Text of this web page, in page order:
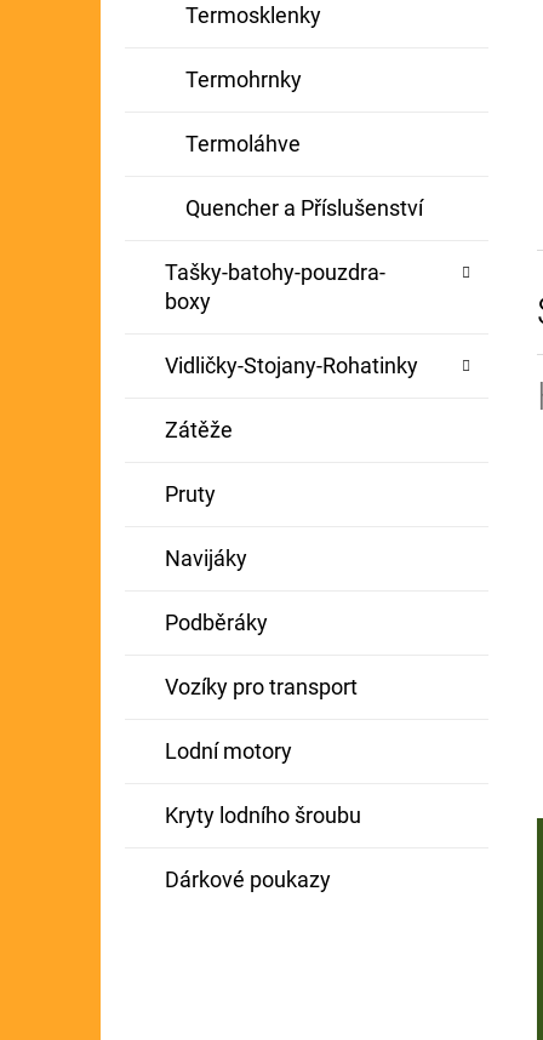
Termosklenky
Termohrnky
Termoláhve
Quencher a Příslušenství
Tašky-batohy-pouzdra-
boxy
Vidličky-Stojany-Rohatinky
Zátěže
Pruty
Navijáky
Podběráky
Vozíky pro transport
Lodní motory
Kryty lodního šroubu
Dárkové poukazy